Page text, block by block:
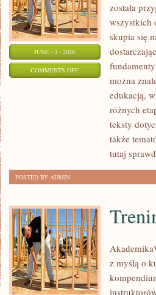
JUNE - 3 - 2026
COMMENTS OFFON
została
wszystkich
skupia się
można
edukacją,
różnych
teksty
także
tutaj
POSTED BY ADMIN
z myślą o